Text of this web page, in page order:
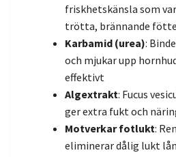
friskhetskänsla som
trötta, brännande
Karbamid (urea):
och mjukar upp
effektivt
Algextrakt: Fucus
ger extra fukt och
Motverkar fotlukt:
eliminerar dålig lukt